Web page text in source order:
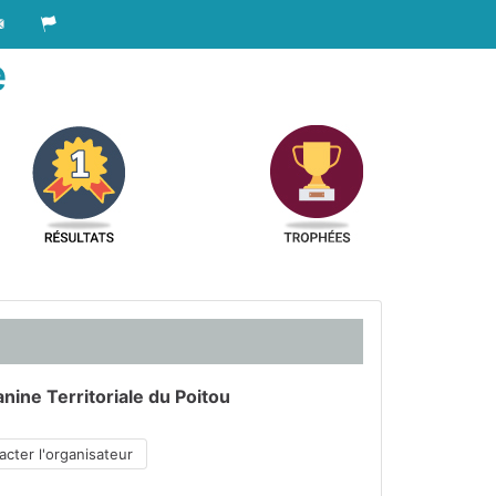
Territoriale du Poitou
l'organisateur